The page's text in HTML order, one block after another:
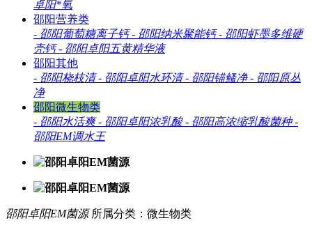
卓阳*氧
邵阳营养类
- 邵阳葡萄糖离子钙 - 邵阳纳米聚能钙 - 邵阳虾墨多维硬
壳钙 - 邵阳卓阳五黄精华液
邵阳其他
- 邵阳桡枝清 - 邵阳卓阳水环清 - 邵阳锚鳋净 - 邵阳原丛
净
邵阳微生物类
- 邵阳水活爽 - 邵阳卓阳浓乳酸 - 邵阳高浓缩乳酸菌种 -
邵阳EM调水王
邵阳卓阳EM菌源所属分类：微生物类